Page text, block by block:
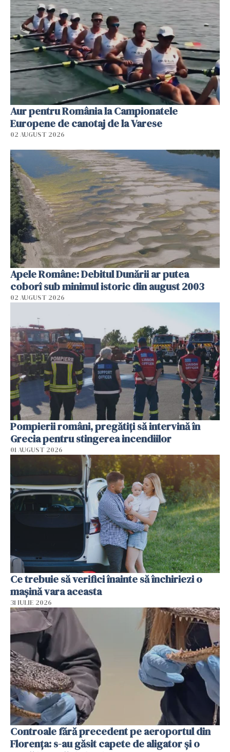
Aur pentru România la Campionatele
Europene de canotaj de la Varese
02 AUGUST 2026
Apele Române: Debitul Dunării ar putea
coborî sub minimul istoric din august 2003
02 AUGUST 2026
Pompierii români, pregătiţi să intervină în
Grecia pentru stingerea incendiilor
01 AUGUST 2026
Ce trebuie să verifici înainte să închiriezi o
mașină vara aceasta
31 IULIE 2026
Controale fără precedent pe aeroportul din
Florența: s-au găsit capete de aligator și o